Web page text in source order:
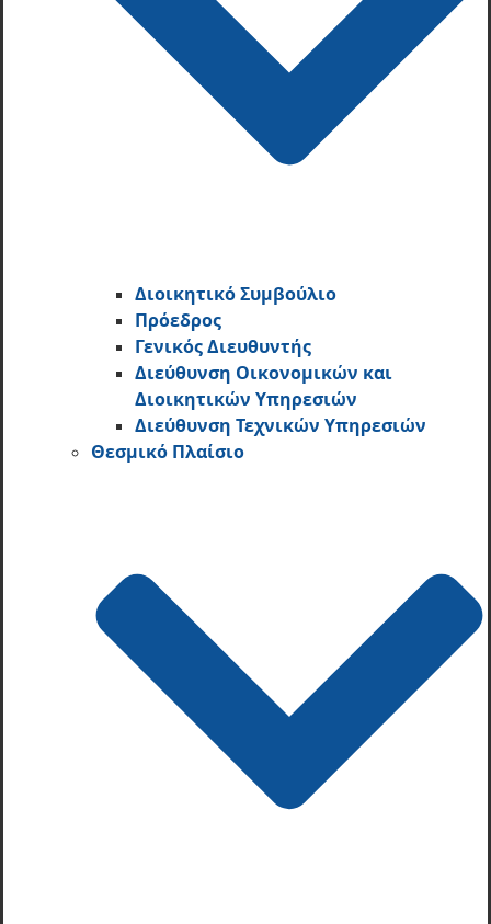
Διοικητικό Συμβούλιο
Πρόεδρος
Γενικός Διευθυντής
Διεύθυνση Οικονομικών και
Διοικητικών Υπηρεσι­ών
Διεύθυνση Τεχνικών Υπηρεσιών
Θεσμικό Πλαίσιο